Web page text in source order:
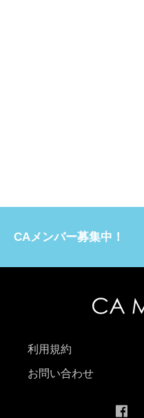
CAメンバー募集中！
利用規約
お問い合わせ